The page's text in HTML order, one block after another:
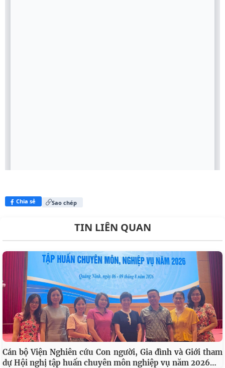
Chia sẻ Sao chép
TIN LIÊN QUAN
Cán bộ Viện Nghiên cứu Con người, Gia đình và Giới tham
dự Hội nghị tập huấn chuyên môn nghiệp vụ năm 2026…